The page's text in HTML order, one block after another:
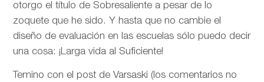
otorgo el título de Sobresaliente a pesar de lo
zoquete que he sido. Y hasta que no cambie el
diseño de evaluación en las escuelas sólo puedo decir
una cosa: ¡Larga vida al Suficiente!
Temino con el post de Varsaski (los comentarios no